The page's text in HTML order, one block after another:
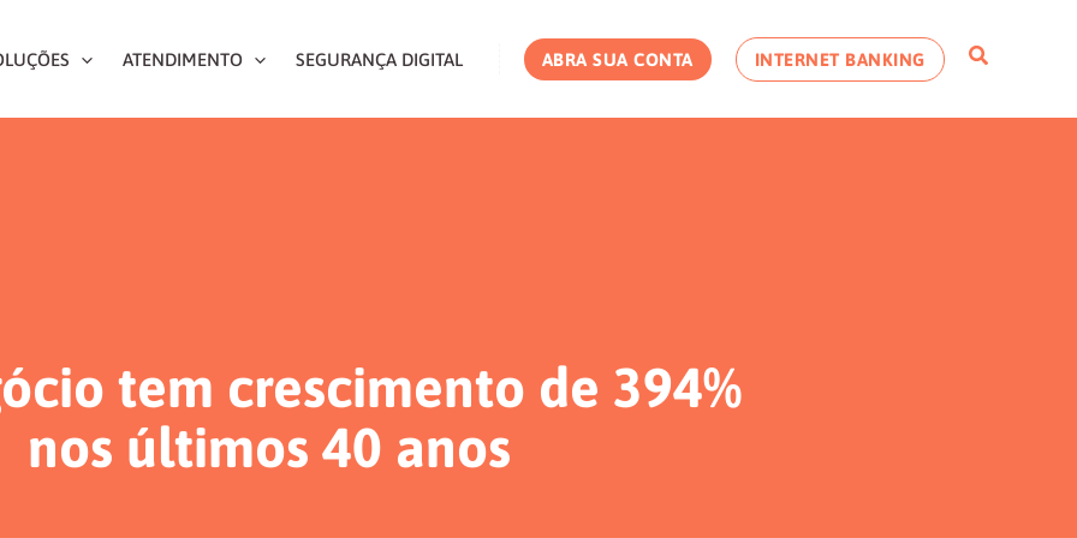
ATENDIMENTO SEGURANÇA DIGITAL ABRA SUA CONTA INTERNET BANKING
tem crescimento de 394%
nos últimos 40 anos